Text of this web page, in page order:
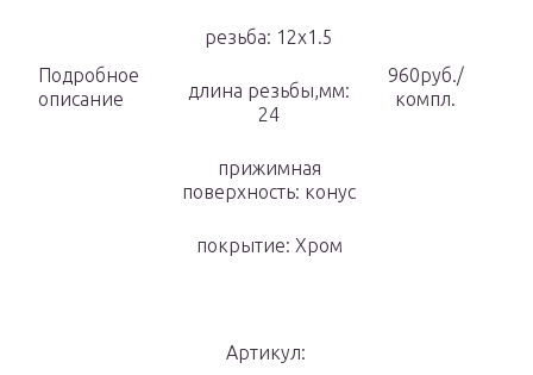
Подробное
описание
резьба: 12х1.5
длина резьбы,мм:
24
прижимная
поверхность: конус
покрытие: Хром
960руб./
компл.
Артикул: